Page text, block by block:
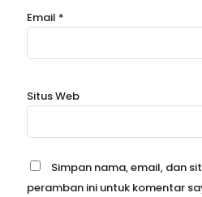
Email *
Situs Web
Simpan nama, email, dan
peramban ini untuk komentar